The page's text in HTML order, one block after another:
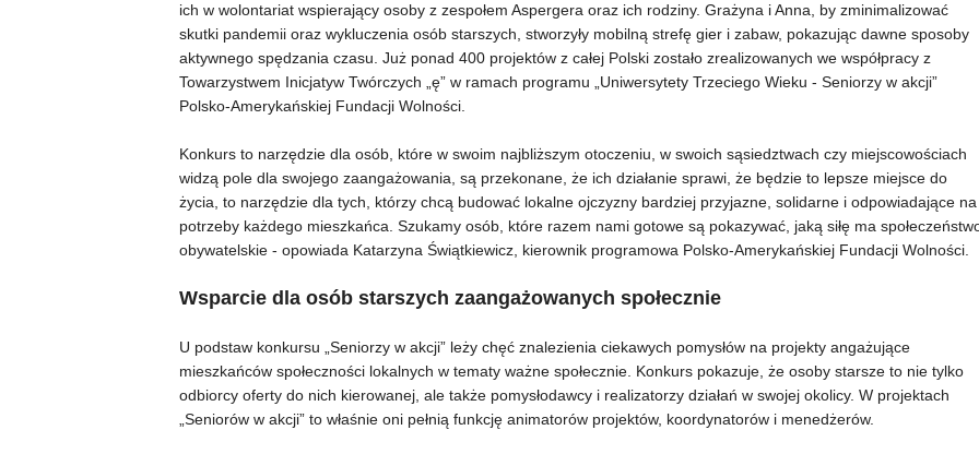
ich w wolontariat wspierający osoby z zespołem Aspergera oraz ich rodziny. Grażyna i Anna, by zminimalizować
skutki pandemii oraz wykluczenia osób starszych, stworzyły mobilną strefę gier i zabaw, pokazując dawne sposoby
aktywnego spędzania czasu. Już ponad 400 projektów z całej Polski zostało zrealizowanych we współpracy z
Towarzystwem Inicjatyw Twórczych „ę” w ramach programu „Uniwersytety Trzeciego Wieku - Seniorzy w akcji”
Polsko-Amerykańskiej Fundacji Wolności.
Konkurs to narzędzie dla osób, które w swoim najbliższym otoczeniu, w swoich sąsiedztwach czy miejscowościach
widzą pole dla swojego zaangażowania, są przekonane, że ich działanie sprawi, że będzie to lepsze miejsce do
życia, to narzędzie dla tych, którzy chcą budować lokalne ojczyzny bardziej przyjazne, solidarne i odpowiadające na
potrzeby każdego mieszkańca. Szukamy osób, które razem nami gotowe są pokazywać, jaką siłę ma
obywatelskie - opowiada Katarzyna Świątkiewicz, kierownik programowa Polsko-Amerykańskiej Fundacji Wolności.
Wsparcie dla osób starszych zaangażowanych społecznie
U podstaw konkursu „Seniorzy w akcji” leży chęć znalezienia ciekawych pomysłów na projekty angażujące
mieszkańców społeczności lokalnych w tematy ważne społecznie. Konkurs pokazuje, że osoby starsze to nie tylko
odbiorcy oferty do nich kierowanej, ale także pomysłodawcy i realizatorzy działań w swojej okolicy. W projektach
„Seniorów w akcji” to właśnie oni pełnią funkcję animatorów projektów, koordynatorów i menedżerów.